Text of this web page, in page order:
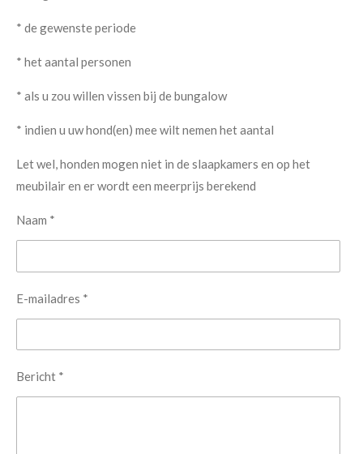
* de gewenste periode
* het aantal personen
* als u zou willen vissen bij de bungalow
* indien u uw hond(en) mee wilt nemen het aantal
Let wel, honden mogen niet in de slaapkamers en op het
meubilair en er wordt een meerprijs berekend
Naam *
E-mailadres *
Bericht *